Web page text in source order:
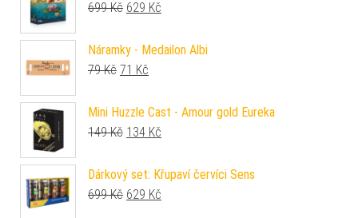
699Kč Původní cena byla: 699 Kč.
629 Kč
Náramky - Medailon Albi
79Kč Původní cena byla: 79 Kč.
71 Kč
Mini Huzzle Cast - Amour gold Eureka
149Kč Původní cena byla: 149 Kč.
134 Kč
Dárkový set: Křupaví červíci Sens
699Kč Původní cena byla: 699 Kč.
629 Kč